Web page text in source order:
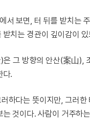
서 보면, 터 뒤를 받치
치는 경관이 깊이감이
은 그 방향의 안산(案山
다.
하다는 뜻이지만, 그러
것이다. 사람이 거주하